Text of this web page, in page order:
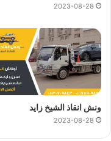
2023-08-28
ونش انقاذ الشيخ زايد
2023-08-28